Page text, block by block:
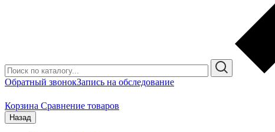
Обратный звонокЗапись на обследование
Корзина Сравнение товаров
Назад